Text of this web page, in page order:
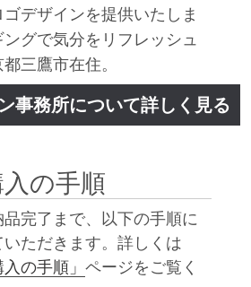
デザインを提供いたしま
グで気分をリフレッシュ
三鷹市在住。
事務所について詳しく見る
の手順
完了まで、以下の手順に
ただきます。詳しくは
入の手順」ページをご覧く